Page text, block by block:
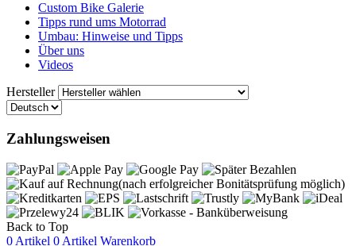
Custom Bike Galerie
Tipps rund ums Motorrad
Umbau: Hinweise und Tipps
Über uns
Videos
Hersteller
Zahlungsweisen
Back to Top
0 Artikel 0 Artikel Warenkorb